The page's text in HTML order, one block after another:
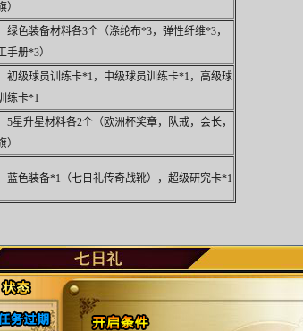
）
绿色装备材料各3个（涤纶布*3，弹性纤维*3，
手册*3）
初级球员训练卡*1，中级球员训练卡*1，高级球
练卡*1
5星升星材料各2个（欧洲杯奖章，队戒，会长，
）
蓝色装备*1（七日礼传奇战靴），超级研究卡*1